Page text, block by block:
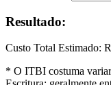
Resultado:
Custo Total Estimado:
* O ITBI costuma